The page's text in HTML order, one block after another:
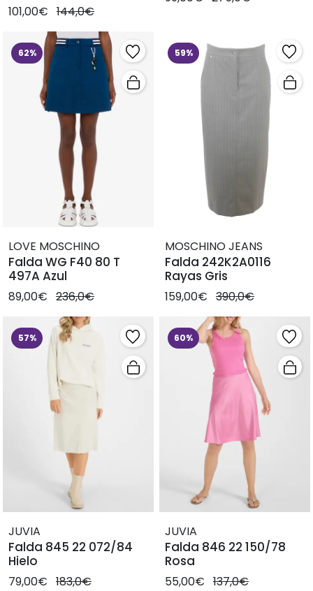
101,00€ 144,0€
62%
LOVE MOSCHINO
Falda WG F40 80 T
497A Azul
89,00€ 236,0€
59%
MOSCHINO JEANS
Falda 242K2A0116
Rayas Gris
159,00€ 390,0€
57%
JUVIA
Falda 845 22 072/84
Hielo
79,00€ 183,0€
60%
JUVIA
Falda 846 22 150/78
Rosa
55,00€ 137,0€